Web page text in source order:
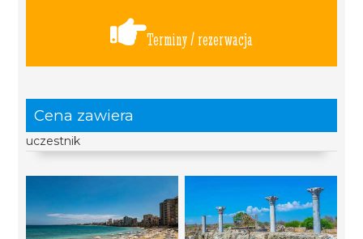
Terminy / rezerwacja
Cena zawiera
uczestnik